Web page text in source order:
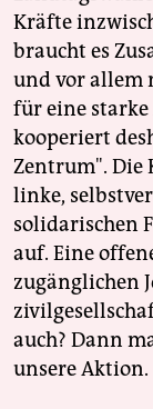
Kräfte
braucht es
und vor allem
für eine starke
kooperiert
Zentrum". Die
linke,
solidarischen
auf. Eine
zugänglichen
auch? Dann
unsere Aktion.